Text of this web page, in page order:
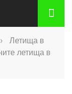
›
Летища в
летища в